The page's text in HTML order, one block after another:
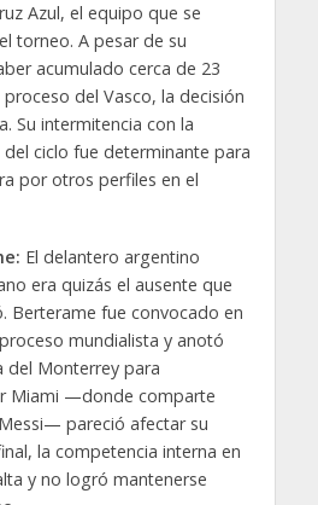
Azul, el equipo que se
torneo. A pesar de su
acumulado cerca de 23
del Vasco, la decisión
Su intermitencia con la
ciclo fue determinante para
por otros perfiles en el
El delantero argentino
era quizás el ausente que
Berterame fue convocado en
mundialista y anotó
del Monterrey para
Miami —donde comparte
pareció afectar su
la competencia interna en
y no logró mantenerse